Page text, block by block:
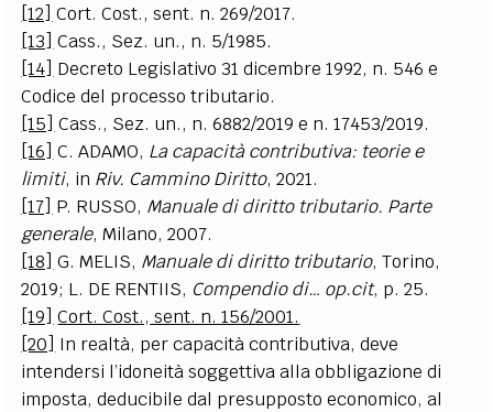
[12] Cort. Cost., sent. n. 269/2017.
[13] Cass., Sez. un., n. 5/1985.
[14] Decreto Legislativo 31 dicembre 1992, n. 546 e
Codice del processo tributario.
[15] Cass., Sez. un., n. 6882/2019 e n. 17453/2019.
[16] C. ADAMO, La capacità contributiva: teorie e
limiti, in Riv. Cammino Diritto, 2021.
[17] P. RUSSO, Manuale di diritto tributario. Parte
generale, Milano, 2007.
[18] G. MELIS, Manuale di diritto tributario, Torino,
2019; L. DE RENTIIS, Compendio di… op.cit, p. 25.
[19] Cort. Cost., sent. n. 156/2001.
[20] In realtà, per capacità contributiva, deve
intendersi l’idoneità soggettiva alla obbligazione di
imposta, deducibile dal presupposto economico, al